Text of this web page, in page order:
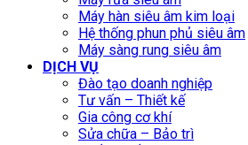
Máy hàn siêu âm kim loại
Hệ thống phun phủ siêu âm
Máy sàng rung siêu âm
DỊCH VỤ
Đào tạo doanh nghiệp
Tư vấn – Thiết kế
Gia công cơ khí
Sửa chữa – Bảo trì